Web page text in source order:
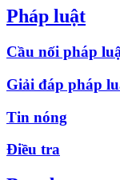
Pháp luật
Cầu nối pháp
Giải đáp pháp
Tin nóng
Điều tra